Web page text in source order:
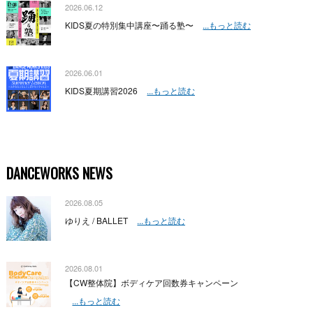
2026.06.12
KIDS夏の特別集中講座〜踊る塾〜 ...もっと読む
2026.06.01
KIDS夏期講習2026 ...もっと読む
DANCEWORKS NEWS
2026.08.05
ゆりえ / BALLET ...もっと読む
2026.08.01
【CW整体院】ボディケア回数券キャンペーン
...もっと読む